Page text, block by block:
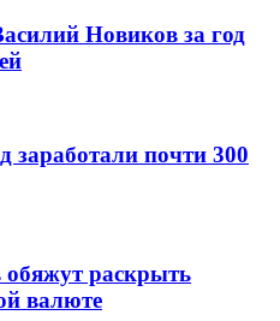
Новиков за год
заработали почти 300
раскрыть
валюте